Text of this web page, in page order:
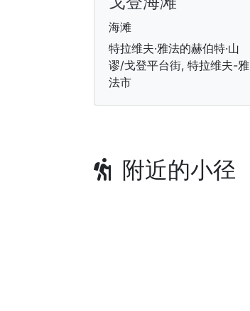
海滩
特拉维夫·雅法的赫伯特·山
谬/戈登平台街, 特拉维夫-雅
法市
附近的小径